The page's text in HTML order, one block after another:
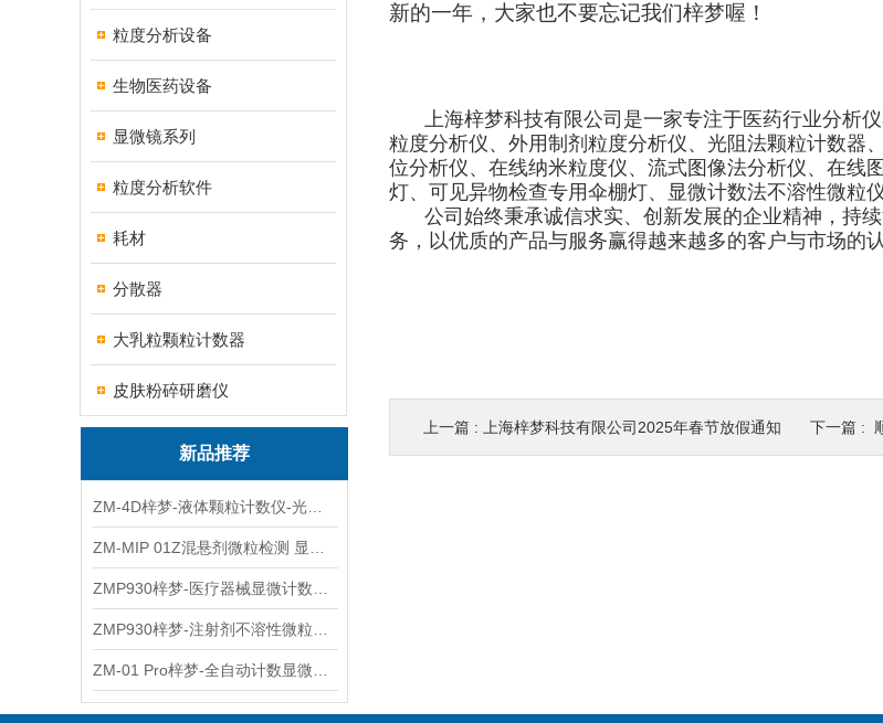
粒度分析设备
生物医药设备
显微镜系列
粒度分析软件
耗材
分散器
大乳粒颗粒计数器
皮肤粉碎研磨仪
新品推荐
新的一年，大家也不要忘记我们梓梦喔！
上海梓梦科技有限公司是一家专注于医药行业分析
粒度分析仪、外用制剂粒度分析仪、光阻法颗粒计数器
位分析仪、在线纳米粒度仪、流式图像法分析仪、在线
灯、可见异物检查专用伞棚灯、显微计数法不溶性微粒
公司始终秉承诚信求实、创新发展的企业精神，持
务，以优质的产品与服务赢得越来越多的客户与市场的
上一篇 : 上海梓梦科技有限公司2025年春节放假通知 下一篇 :